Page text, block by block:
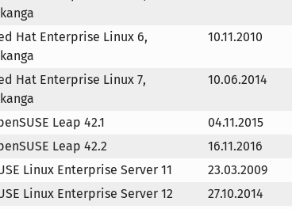
Hat Enterprise Linux 6,
10.11.2010
Hat Enterprise Linux 7,
10.06.2014
Leap 42.1 04.11.2015
Leap 42.2
16.11.2016
Linux Enterprise Server 11
23.03.2009
Linux Enterprise Server 12
27.10.2014